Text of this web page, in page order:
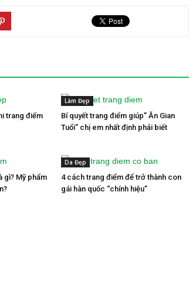
trang điểm
Làm Đẹp
Bí quyết trang điểm giúp” Ăn Gian
Tuổi” chị em nhất định phải biết
gì? Mỹ phẩm
Da Đẹp
4 cách trang điểm để trở thành con
gái hàn quốc “chính hiệu”